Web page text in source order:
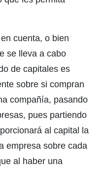
cuenta, o bien
se lleva a cabo
de capitales es
sobre si compran
compañía, pasando
pues partiendo
al capital la
empresa sobre cada
al haber una